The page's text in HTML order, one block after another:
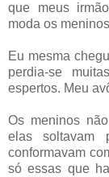
que meus
moda os
Eu mesma
perdia-se
espertos. Meu
Os meninos
elas
conformavam
só essas que